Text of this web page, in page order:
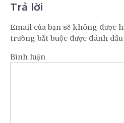
Trả lời
Email của bạn sẽ không được
trường bắt buộc được đánh dấu
Bình luận